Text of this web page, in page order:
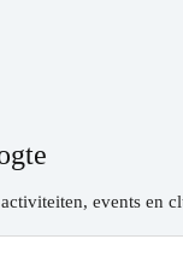
events en